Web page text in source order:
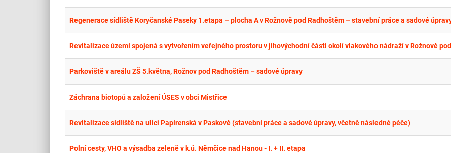
Regenerace sídliště Koryčanské Paseky 1.etapa – plocha A v Rožnově pod Radhoštěm – stavební práce a sadové
Parkoviště v areálu ZŠ 5.května, Rožnov pod Radhoštěm – sadové úpravy
Záchrana biotopů a založení ÚSES v obci Mistřice
Revitalizace sídliště na ulici Papírenská v Paskově (stavební práce a sadové úpravy, včetně následné péče)
Polní cesty, VHO a výsadba zeleně v k.ú. Němčice nad Hanou - I. + II. etapa